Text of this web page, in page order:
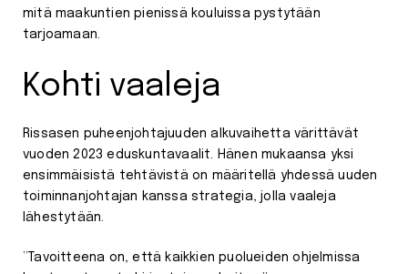
mitä maakuntien pienissä kouluissa pystytään
tarjoamaan.
Kohti vaaleja
Rissasen puheenjohtajuuden alkuvaihetta värittävät
vuoden 2023 eduskuntavaalit. Hänen mukaansa yksi
ensimmäisistä tehtävistä on määritellä yhdessä uuden
toiminnanjohtajan kanssa strategia, jolla vaaleja
lähestytään.
”Tavoitteena on, että kaikkien puolueiden ohjelmissa